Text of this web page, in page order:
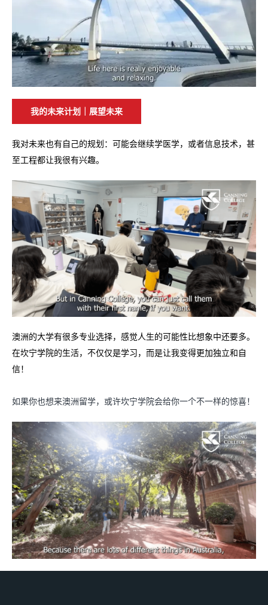
我的未来计划｜展望未来
我对未来也有自己的规划：可能会继续学医学，或者信息技术，甚
至工程都让我很有兴趣。
澳洲的大学有很多专业选择，感觉人生的可能性比想象中还要多。
在坎宁学院的生活，不仅仅是学习，而是让我变得更加独立和自
信！
如果你也想来澳洲留学，或许坎宁学院会给你一个不一样的惊喜！